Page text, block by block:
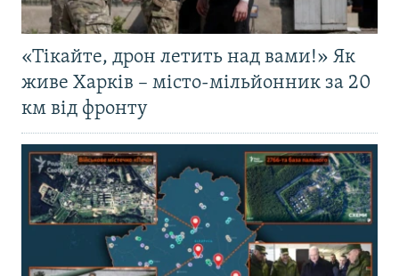
«Тікайте, дрон летить над вами!» Як
живе Харків – місто-мільйонник за 20
км від фронту